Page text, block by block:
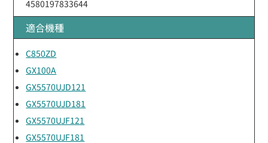
4580197833644
適合機種
C850ZD
GX100A
GX5570UJD121
GX5570UJD181
GX5570UJF121
GX5570UJF181